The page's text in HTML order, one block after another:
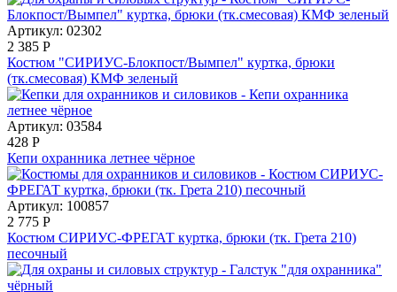
Артикул: 02302
2 385 Р
Костюм "СИРИУС-Блокпост/Вымпел" куртка, брюки
(тк.смесовая) КМФ зеленый
Артикул: 03584
428 Р
Кепи охранника летнее чёрное
Артикул: 100857
2 775 Р
Костюм СИРИУС-ФРЕГАТ куртка, брюки (тк. Грета 210)
песочный